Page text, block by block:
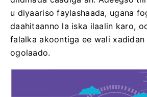
u diyaariso faylashaada, ugana
daahitaanno la iska ilaalin karo,
falalka akoontiga ee wali xadidan
ogolaado.